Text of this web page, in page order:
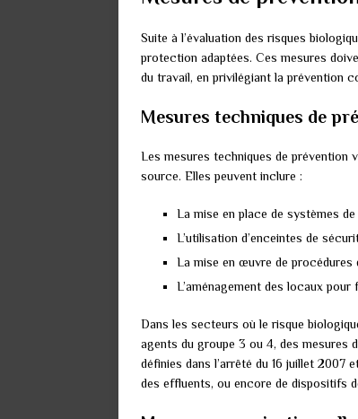
Suite à l’évaluation des risques
protection adaptées. Ces mesures
du travail, en privilégiant la prévention
Mesures techniques de
Les mesures techniques de prévention
source. Elles peuvent inclure :
La mise en place de systèmes
L’utilisation d’enceintes de
La mise en œuvre de
L’aménagement des locaux
Dans les secteurs où le risque
agents du groupe 3 ou 4, des mesures
définies dans l’arrêté du 16 juillet 2007
des effluents, ou encore de dispositifs